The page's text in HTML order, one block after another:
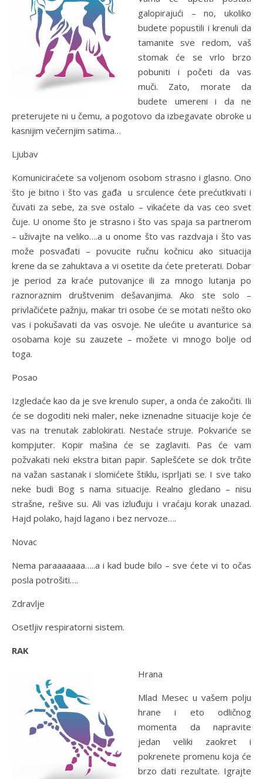
galopirajući – no, ukoliko
budete popustili i krenuli da
tamanite sve redom, vaš
stomak će se vrlo brzo
pobuniti i početi da vas
muči. Zato, morate da
budete umereni i da ne
preterujete ni u čemu, a pogotovo da izbegavate obroke u
kasnijim večernjim satima…
Ljubav
Komuniciraćete sa voljenom osobom strasno i glasno. Ono
što je bitno i što vas gađa u srculence ćete prećutkivati i
čuvati za sebe, za sve ostalo – vikaćete da vas ceo svet
čuje. U onome što je strasno i što vas spaja sa partnerom
– uživajte na veliko….a u onome što vas razdvaja i što vas
može posvađati – povucite ručnu kočnicu ako situacija
krene da se zahuktava a vi osetite da ćete preterati. Dobar
je period za kraće putovanjce ili za mnogo lutanja po
raznoraznim društvenim dešavanjima. Ako ste solo –
privlačićete pažnju, makar tri osobe će se motati nešto oko
vas i pokušavati da vas osvoje. Ne ulećite u avanturice sa
osobama koje su zauzete – možete vi mnogo bolje od
toga.
Posao
Izgledaće kao da je sve krenulo super, a onda će zakočiti. Ili
će se dogoditi neki maler, neke iznenadne situacije koje će
vas na trenutak zablokirati. Nestaće struje. Pokvariće se
kompjuter. Kopir mašina će se zaglaviti. Pas će vam
požvakati neki ekstra bitan papir. Saplešćete se dok trčite
na važan sastanak i slomićete štiklu, isprljati se. I sve tako
neke budi Bog s nama situacije. Realno gledano – nisu
strašne, rešive su. Ali vas izluđuju i vraćaju korak unazad.
Hajd polako, hajd lagano i bez nervoze….
Novac
Nema paraaaaaaa…..a i kad bude bilo – sve ćete vi to očas
posla potrošiti….
Zdravlje
Osetljiv respiratorni sistem.
RAK
Hrana
Mlad Mesec u vašem polju
hrane i eto odličnog
momenta da napravite
jedan veliki zaokret i
pokrenete promenu koja će
brzo dati rezultate. Igrajte